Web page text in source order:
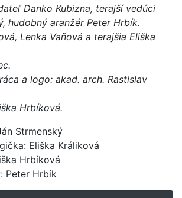
Danko Kubizna, terajší vedúci
hudobný aranžér Peter Hrbík.
Lenka Vaňová a terajšia Eliška
a logo: akad. arch. Rastislav
Hrbíková.
Strmenský
Eliška Králiková
Hrbíková
Peter Hrbík